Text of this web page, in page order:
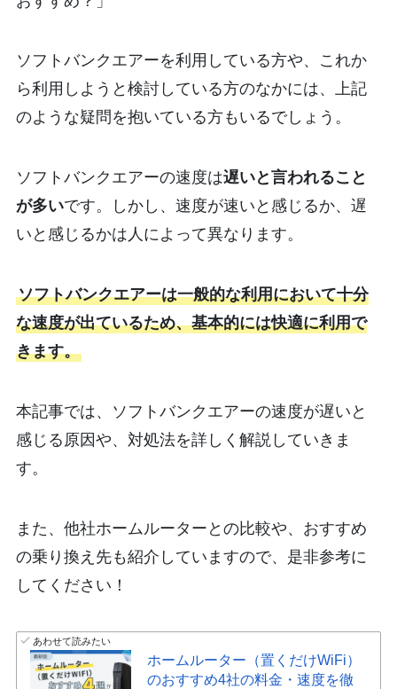
ソフトバンクエアーを利用している方や、これか
ら利用しようと検討している方のなかには、上記
のような疑問を抱いている方もいるでしょう。
ソフトバンクエアーの速度は遅いと言われること
が多いです。しかし、速度が速いと感じるか、遅
いと感じるかは人によって異なります。
ソフトバンクエアーは一般的な利用において十分
な速度が出ているため、基本的には快適に利用で
きます。
本記事では、ソフトバンクエアーの速度が遅いと
感じる原因や、対処法を詳しく解説していきま
す。
また、他社ホームルーターとの比較や、おすすめ
の乗り換え先も紹介していますので、是非参考に
してください！
あわせて読みたい
ホームルーター（置くだけWiFi）
のおすすめ4社の料金・速度を徹